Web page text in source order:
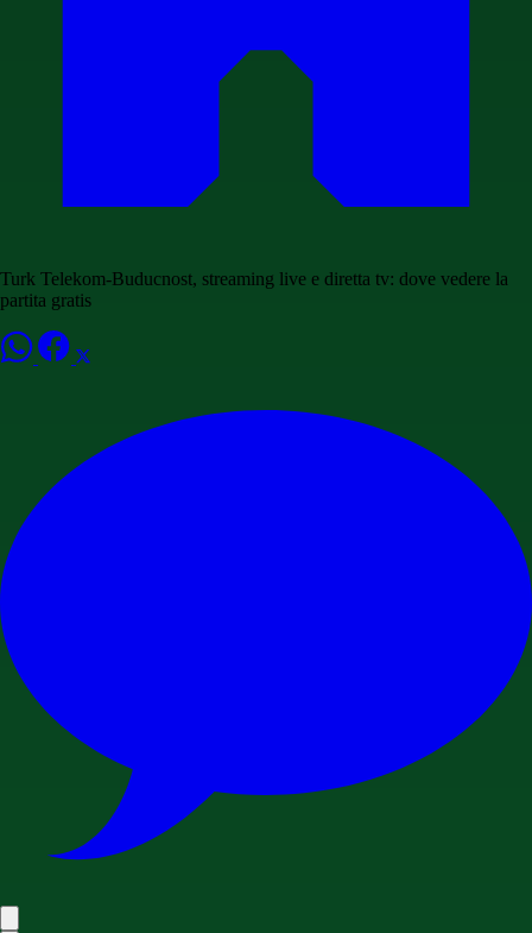
Turk Telekom-Buducnost, streaming live e diretta tv: dove vedere la
partita gratis